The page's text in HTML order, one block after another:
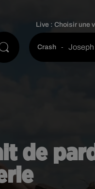
Live :Choisir une
Crash -
de